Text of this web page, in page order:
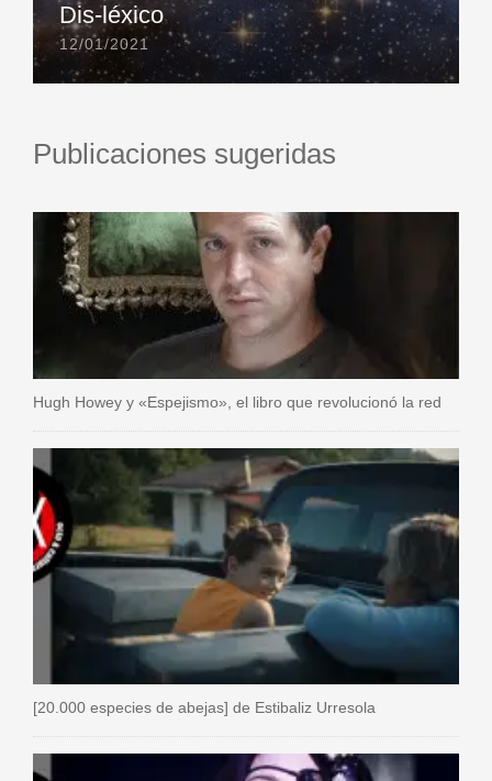
Dis-léxico
12/01/2021
Publicaciones sugeridas
Hugh Howey y «Espejismo», el libro que revolucionó la red
[20.000 especies de abejas] de Estibaliz Urresola